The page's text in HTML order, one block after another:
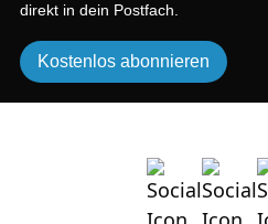
direkt in dein Postfach.
Kostenlos abonnieren